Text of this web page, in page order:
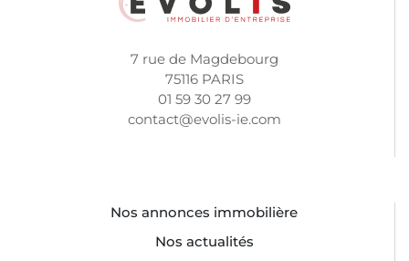
7 rue de Magdebourg
75116 PARIS
01 59 30 27 99
contact@evolis-ie.com
Nos annonces immobilière
Nos actualités